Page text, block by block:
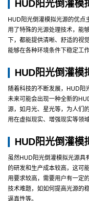
HUD阳光倒灌模
HUD阳光倒灌模拟光源的优点
用了特殊的光源处理技术，能
下，都能提供清晰、舒适的视
能够在各种环境条件下稳定工作
HUD阳光倒灌模
随着科技的不断发展，HUD阳
未来可能会出现一种全新的
源，如月光、星光等，为人们
用在虚拟现实、增强现实等领
HUD阳光倒灌模
虽然HUD阳光倒灌模拟光源具
的研发和生产成本较高，这可
用要求较高，需要用户有一定
技术难题，如如何提高光源的
逼真性等。